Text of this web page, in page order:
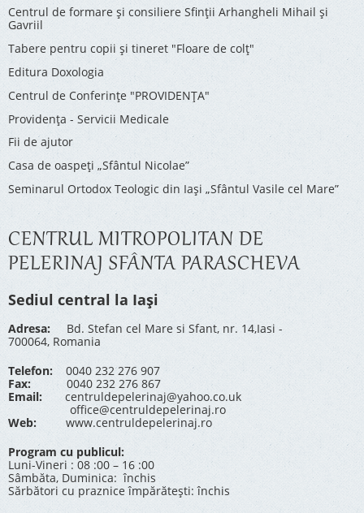
Centrul de formare și consiliere Sfinții Arhangheli Mihail și
Gavriil
Tabere pentru copii şi tineret "Floare de colţ"
Editura Doxologia
Centrul de Conferinţe "PROVIDENŢA"
Providenţa - Servicii Medicale
Fii de ajutor
Casa de oaspeți „Sfântul Nicolae”
Seminarul Ortodox Teologic din Iași „Sfântul Vasile cel Mare”
CENTRUL MITROPOLITAN DE
PELERINAJ SFÂNTA PARASCHEVA
Sediul central la Iași
Adresa: Bd. Stefan cel Mare si Sfant, nr. 14,Iasi -
700064, Romania
Telefon: 0040 232 276 907
Fax: 0040 232 276 867
Email:
centruldepelerinaj@yahoo.co.uk
office@centruldepelerinaj.ro
Web:
www.centruldepelerinaj.ro
Program cu publicul:
Luni-Vineri : 08 :00 – 16 :00
Sâmbăta, Duminica: închis
Sărbători cu praznice împărătești: închis